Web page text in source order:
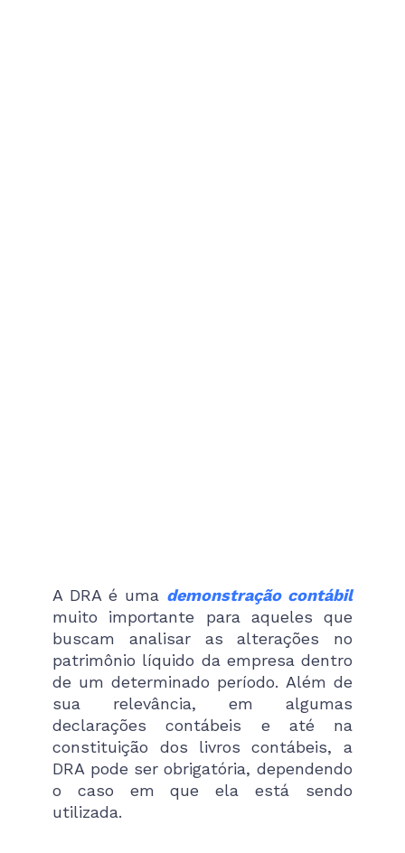
A DRA é uma demonstração contábil
muito importante para aqueles que
buscam analisar as alterações no
patrimônio líquido da empresa dentro
de um determinado período. Além de
sua relevância, em algumas
declarações contábeis e até na
constituição dos livros contábeis, a
DRA pode ser obrigatória, dependendo
o caso em que ela está sendo
utilizada.